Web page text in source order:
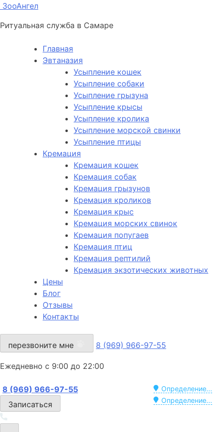
ЗооАнгел
Ритуальная служба в Самаре
Главная
Эвтаназия
Усыпление кошек
Усыпление собаки
Усыпление грызуна
Усыпление крысы
Усыпление кролика
Усыпление морской свинки
Усыпление птицы
Кремация
Кремация кошек
Кремация собак
Кремация грызунов
Кремация кроликов
Кремация крыс
Кремация морских свинок
Кремация попугаев
Кремация птиц
Кремация рептилий
Кремация экзотических животных
Цены
Блог
Отзывы
Контакты
перезвоните мне 8 (969) 966-97-55
Ежедневно с 9:00 до 22:00
Определение...
8 (969) 966-97-55
Определение...
Записаться